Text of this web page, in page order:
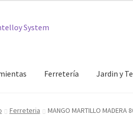
Ferretería Jardin y
Ferreteria MANGO MARTILLO MADERA